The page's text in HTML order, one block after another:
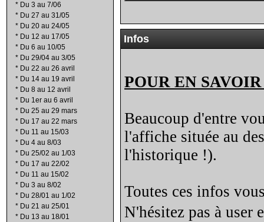
* Du 3 au 7/06
* Du 27 au 31/05
* Du 20 au 24/05
* Du 12 au 17/05
* Du 6 au 10/05
* Du 29/04 au 3/05
* Du 22 au 26 avril
* Du 14 au 19 avril
* Du 8 au 12 avril
* Du 1er au 6 avril
* Du 25 au 29 mars
* Du 17 au 22 mars
* Du 11 au 15/03
* Du 4 au 8/03
* Du 25/02 au 1/03
* Du 17 au 22/02
* Du 11 au 15/02
* Du 3 au 8/02
* Du 28/01 au 1/02
* Du 21 au 25/01
* Du 13 au 18/01
Infos
POUR EN
Beaucoup d'entre
l'affiche située au
l'historique !).
Toutes ces infos
N'hésitez pas à user